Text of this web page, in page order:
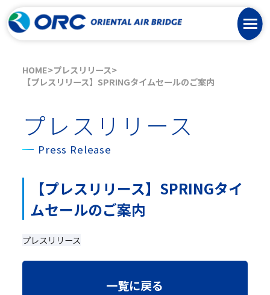
HOME プレスリリース
【プレスリリース】SPRINGタイムセールのご案内
プレスリリース
Press Release
【プレスリリース】SPRINGタイ
ムセールのご案内
プレスリリース
一覧に戻る